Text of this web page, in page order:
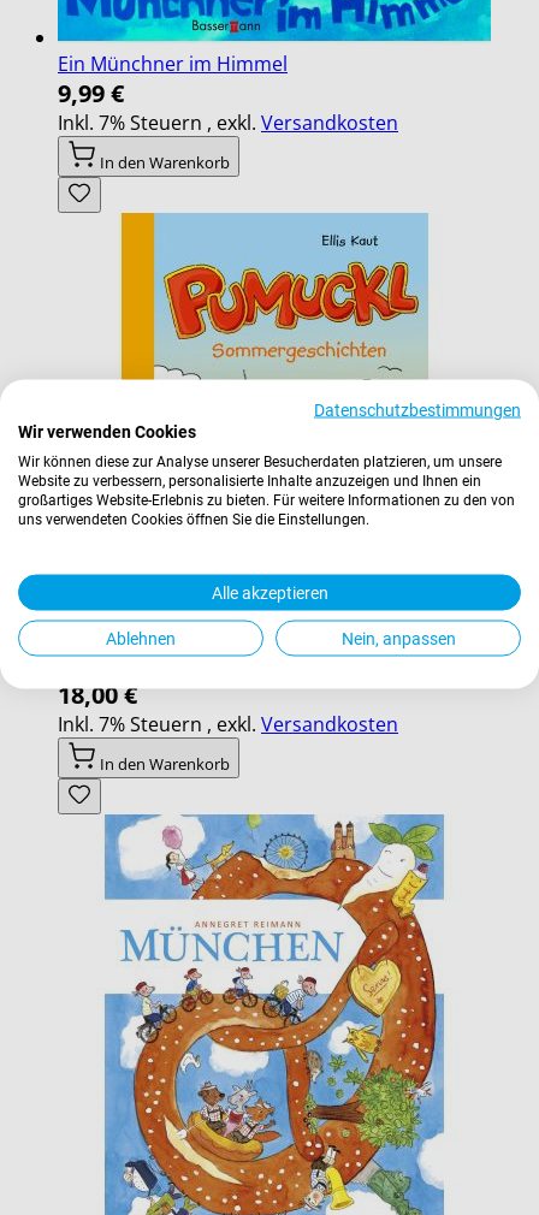
Ein Münchner im Himmel
9,99 €
Inkl. 7% Steuern , exkl. Versandkosten
In den Warenkorb
Pumuckl Sommergeschichten
18,00 €
Inkl. 7% Steuern , exkl. Versandkosten
In den Warenkorb
Datenschutzbestimmungen
Wir verwenden Cookies
Wir können diese zur Analyse unserer Besucherdaten platzieren, um unsere
Website zu verbessern, personalisierte Inhalte anzuzeigen und Ihnen ein
großartiges Website-Erlebnis zu bieten. Für weitere Informationen zu den von
uns verwendeten Cookies öffnen Sie die Einstellungen.
Alle akzeptieren
Ablehnen Nein, anpassen